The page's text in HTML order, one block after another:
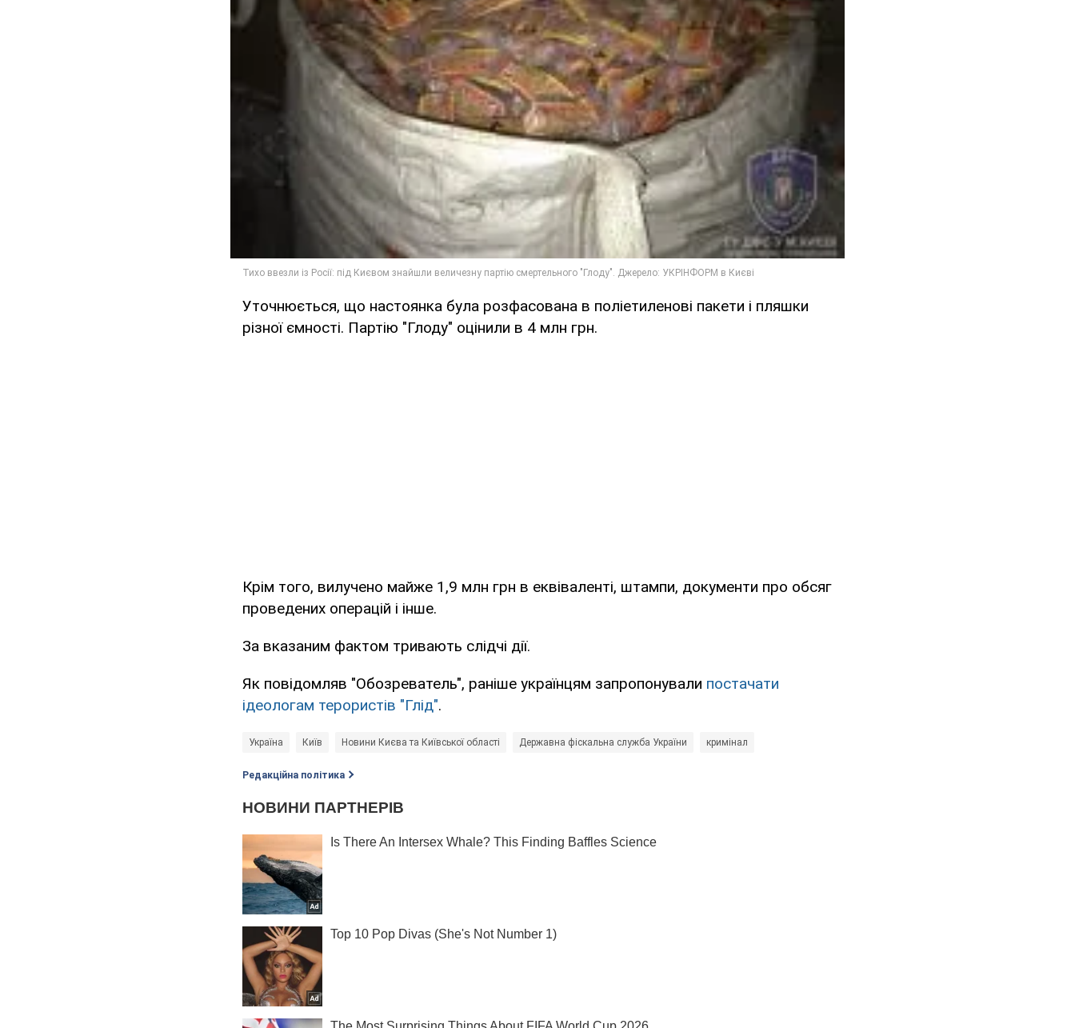
Уточнюється, що настоянка була розфасована в поліетиленові пакети і пляшки
різної ємності. Партію "Глоду" оцінили в 4 млн грн.
Крім того, вилучено майже 1,9 млн грн в еквіваленті, штампи, документи про обсяг
проведених операцій і інше.
За вказаним фактом тривають слідчі дії.
Як повідомляв "Обозреватель", раніше українцям запропонували постачати
ідеологам терористів "Глід".
Україна Київ Новини Києва та Київської області Державна фіскальна служба України кримінал
Редакційна політика